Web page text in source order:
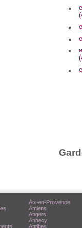
Aix-en-Provence
Amiens
Angers
Annecy
Antibes